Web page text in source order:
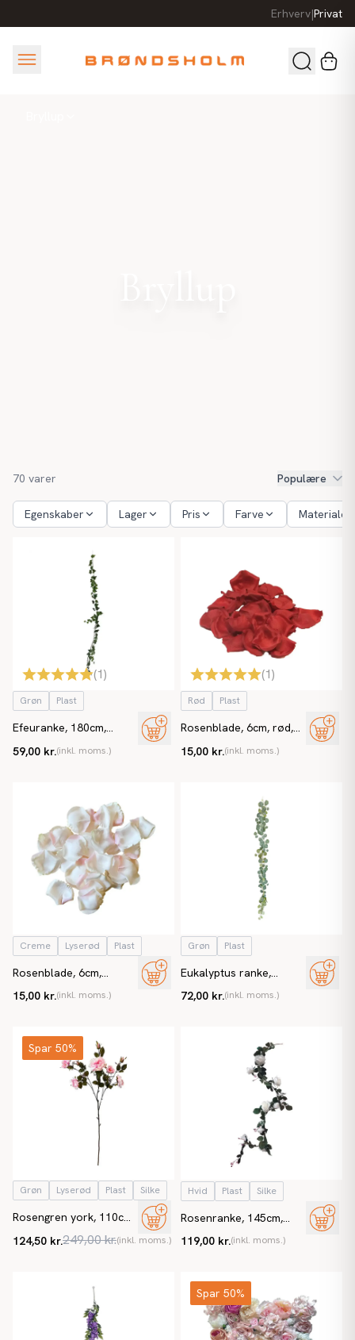
Erhverv|Privat
70 varer Populære
Egenskaber Lager Pris Farve Materiale
(1)
Grøn Plast
Efeuranke, 180cm,
59,00 kr.(inkl. moms.)
(1)
Rød Plast
Rosenblade, 6cm, rød,
15,00 kr.(inkl. moms.)
Creme Lyserød Plast
Rosenblade, 6cm,
blad
15,00 kr.(inkl. moms.)
Grøn Plast
Eukalyptus ranke,
72,00 kr.(inkl. moms.)
Spar 50%
Grøn Lyserød Plast Silke
Rosengren york, 110cm,
124,50 kr.249,00 kr.(inkl. moms.)
Hvid Plast Silke
Rosenranke, 145cm,
119,00 kr.(inkl. moms.)
Spar 50%